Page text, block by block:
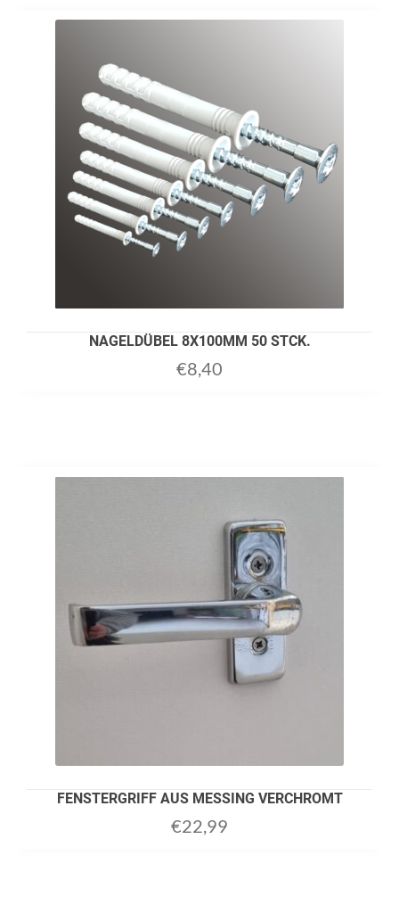
NAGELDÜBEL 8X100MM 50 STCK.
€8,40
FENSTERGRIFF AUS MESSING VERCHROMT
€22,99